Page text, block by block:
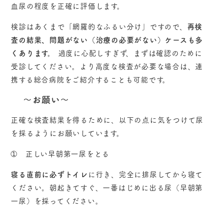
血尿の程度を正確に評価します。
検診はあくまで「網羅的なふるい分け」ですので、 再検
査の結果、問題がない（治療の必要がない）ケースも多
くあります。
過度に心配しすぎず、まずは確認のために
受診してください。より高度な検査が必要な場合は、連
携する総合病院をご紹介することも可能です。
～お願い～
正確な検査結果を得るために、以下の点に気をつけて尿
を採るようにお願いしています。
➀ 正しい早朝第一尿をとる
寝る直前に必ずトイレに行き、完全に排尿してから寝て
ください。朝起きてすぐ、一番はじめに出る尿（早朝第
一尿）を採ってください。